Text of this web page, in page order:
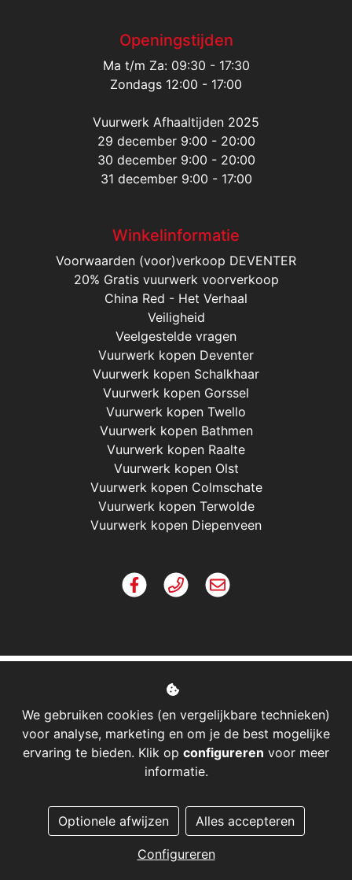
We gebruiken cookies (en vergelijkbare technieken)
voor analyse, marketing en om je de best mogelijke
ervaring te bieden. Klik op configureren voor meer
informatie.
Optionele afwijzen Alles accepteren
Configureren
Openingstijden
Ma t/m Za: 09:30 - 17:30
Zondags 12:00 - 17:00
Vuurwerk Afhaaltijden 2025
29 december 9:00 - 20:00
30 december 9:00 - 20:00
31 december 9:00 - 17:00
Winkelinformatie
Voorwaarden (voor)verkoop DEVENTER
20% Gratis vuurwerk voorverkoop
China Red - Het Verhaal
Veiligheid
Veelgestelde vragen
Vuurwerk kopen Deventer
Vuurwerk kopen Schalkhaar
Vuurwerk kopen Gorssel
Vuurwerk kopen Twello
Vuurwerk kopen Bathmen
Vuurwerk kopen Raalte
Vuurwerk kopen Olst
Vuurwerk kopen Colmschate
Vuurwerk kopen Terwolde
Vuurwerk kopen Diepenveen
Managed hosting
Webshopontwikkeling